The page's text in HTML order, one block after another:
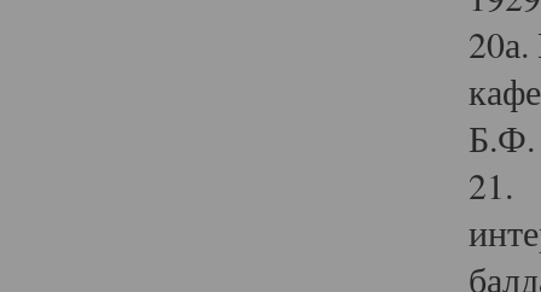
Б.Ф.
21.